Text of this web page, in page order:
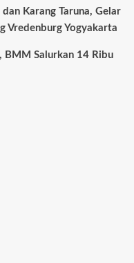
Karang Taruna, Gelar
Vredenburg Yogyakarta
BMM Salurkan 14 Ribu